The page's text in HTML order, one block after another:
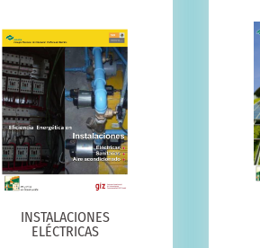
INSTALACIONES
ELÉCTRICAS